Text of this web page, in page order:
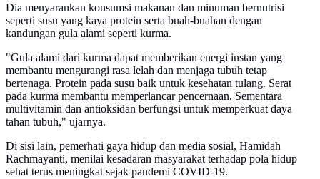
Dia menyarankan konsumsi makanan dan minuman bernutrisi
seperti susu yang kaya protein serta buah-buahan dengan
kandungan gula alami seperti kurma.
"Gula alami dari kurma dapat memberikan energi instan yang
membantu mengurangi rasa lelah dan menjaga tubuh tetap
bertenaga. Protein pada susu baik untuk kesehatan tulang. Serat
pada kurma membantu memperlancar pencernaan. Sementara
multivitamin dan antioksidan berfungsi untuk memperkuat daya
tahan tubuh," ujarnya.
Di sisi lain, pemerhati gaya hidup dan media sosial, Hamidah
Rachmayanti, menilai kesadaran masyarakat terhadap pola hidup
sehat terus meningkat sejak pandemi COVID-19.